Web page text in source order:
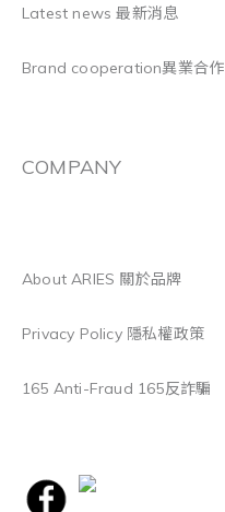
Latest news 最新消息
Brand cooperation異業合作
COMPANY
About ARIES 關於品牌
Privacy Policy 隱私權政策
165 Anti-Fraud 165反詐騙